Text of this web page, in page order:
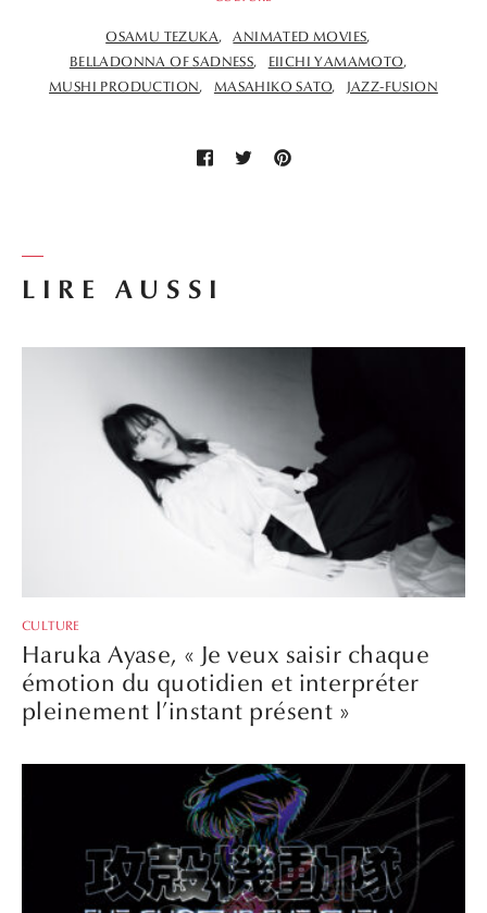
Haruka Ayase, « Je veux saisir chaque
émotion du quotidien et interpréter
pleinement l’instant présent »